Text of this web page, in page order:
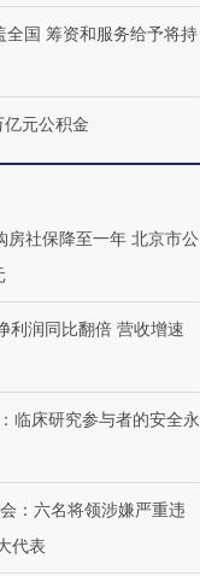
全国 筹资和服务给予将持
亿元公积金
房社保降至一年 北京市公
利润同比翻倍 营收增速
临床研究参与者的安全永
：六名将领涉嫌严重违
代表